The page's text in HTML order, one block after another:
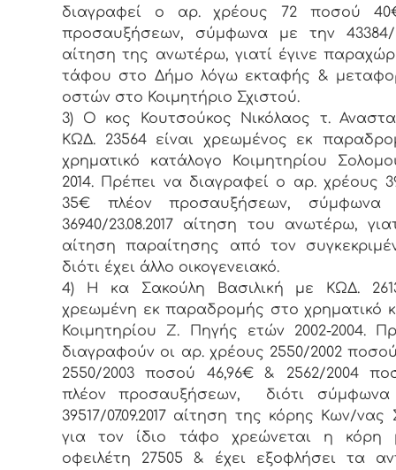
διαγραφεί ο αρ. χρέους 72 ποσού
προσαυξήσεων, σύμφωνα με την 43384/
αίτηση της ανωτέρω, γιατί έγινε
τάφου στο Δήμο λόγω εκταφής &
οστών στο Κοιμητήριο Σχιστού.
3) Ο κος Κουτσούκος Νικόλαος τ.
ΚΩΔ. 23564 είναι χρεωμένος εκ
χρηματικό κατάλογο Κοιμητηρίου
2014. Πρέπει να διαγραφεί ο αρ. χρέους
35€ πλέον προσαυξήσεων, σύμφωνα
36940/23.08.2017 αίτηση του ανωτέρω,
αίτηση παραίτησης από τον
διότι έχει άλλο οικογενειακό.
4) Η κα Σακούλη Βασιλική με ΚΩΔ.
χρεωμένη εκ παραδρομής στο χρηματικό
Κοιμητηρίου Ζ. Πηγής ετών 2002-2004.
διαγραφούν οι αρ. χρέους 2550/2002
2550/2003 ποσού 46,96€ & 2562/2004
πλέον προσαυξήσεων, διότι
39517/07.09.2017 αίτηση της κόρης Κων/νας
για τον ίδιο τάφο χρεώνεται η κόρη
οφειλέτη 27505 & έχει εξοφλήσει τα